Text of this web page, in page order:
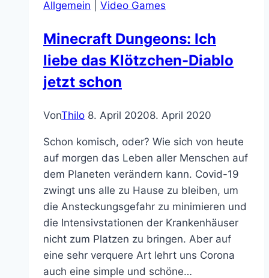
Gewalt
Allgemein Video Games
Minecraft Dungeons: Ich
liebe das Klötzchen-Diablo
jetzt schon
VonThilo 8. April 20208. April 2020
Schon komisch, oder? Wie sich von heute
auf morgen das Leben aller Menschen auf
dem Planeten verändern kann. Covid-19
zwingt uns alle zu Hause zu bleiben, um
die Ansteckungsgefahr zu minimieren und
die Intensivstationen der Krankenhäuser
nicht zum Platzen zu bringen. Aber auf
eine sehr verquere Art lehrt uns Corona
auch eine simple und schöne…